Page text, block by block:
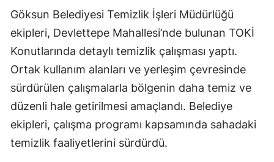
Göksun Belediyesi Temizlik İşleri Müdürlüğü
ekipleri, Devlettepe Mahallesi’nde bulunan TOKİ
Konutlarında detaylı temizlik çalışması yaptı.
Ortak kullanım alanları ve yerleşim çevresinde
sürdürülen çalışmalarla bölgenin daha temiz ve
düzenli hale getirilmesi amaçlandı. Belediye
ekipleri, çalışma programı kapsamında sahadaki
temizlik faaliyetlerini sürdürdü.